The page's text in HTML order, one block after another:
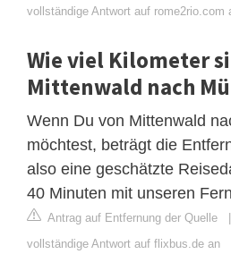
vollständige Antwort auf rome2rio.com
Wie viel Kilometer
Mittenwald nach
Wenn Du von Mittenwald
möchtest, beträgt die
also eine geschätzte
40 Minuten mit unseren
Antrag auf Entfernung der Quelle
vollständige Antwort auf flixbus.de an